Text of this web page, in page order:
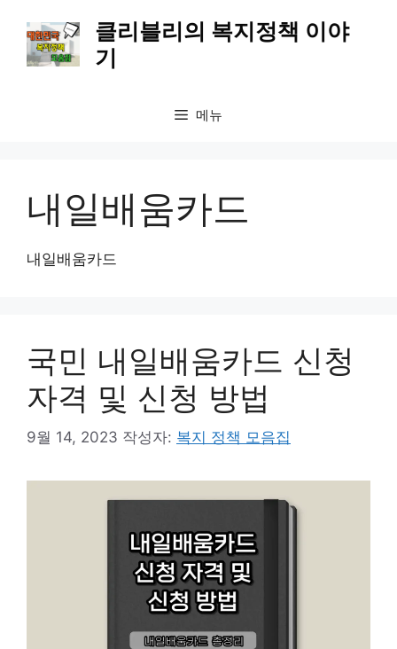
클리블리의 복지정책 이야
기
메뉴
내일배움카드
내일배움카드
국민 내일배움카드 신청
자격 및 신청 방법
9월 14, 2023 작성자: 복지 정책 모음집